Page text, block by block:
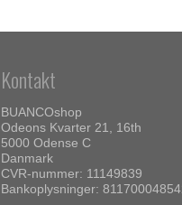
Kontakt
BUANCOshop
Odeons Kvarter 21, 16th
5000 Odense C
Danmark
CVR-nummer: 11149839
Bankoplysninger: